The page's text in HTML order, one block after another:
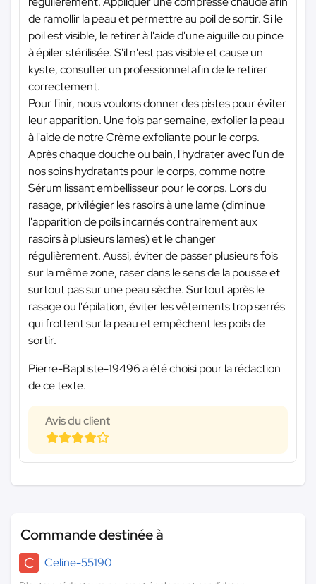
de ramollir la peau et permettre au poil de sortir. Si le
poil est visible, le retirer à l'aide d'une aiguille ou pince
à épiler stérilisée. S'il n'est pas visible et cause un
kyste, consulter un professionnel afin de le retirer
correctement.
Pour finir, nous voulons donner des pistes pour éviter
leur apparition. Une fois par semaine, exfolier la peau
à l'aide de notre Crème exfoliante pour le corps.
Après chaque douche ou bain, l'hydrater avec l'un de
nos soins hydratants pour le corps, comme notre
Sérum lissant embellisseur pour le corps. Lors du
rasage, privilégier les rasoirs à une lame (diminue
l'apparition de poils incarnés contrairement aux
rasoirs à plusieurs lames) et le changer
régulièrement. Aussi, éviter de passer plusieurs fois
sur la même zone, raser dans le sens de la pousse et
surtout pas sur une peau sèche. Surtout après le
rasage ou l'épilation, éviter les vêtements trop serrés
qui frottent sur la peau et empêchent les poils de
sortir.
Pierre-Baptiste-19496 a été choisi pour la rédaction
de ce texte.
Avis du client
Commande destinée à
C
Celine-55190